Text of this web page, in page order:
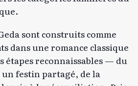
sont construits comme
dans une romance classique
étapes reconnaissables — du
festin partagé, de la